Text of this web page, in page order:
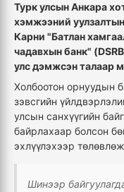
Турк улсын Анкара
хэмжээний
Карни "Батлан
чадавхын банк"
улс дэмжсэн талаар
Холбоотон орнуудын
зэвсгийн
улсын санхүүгийн
байрлахаар болсон
эхлүүлэхээр
Шинээр